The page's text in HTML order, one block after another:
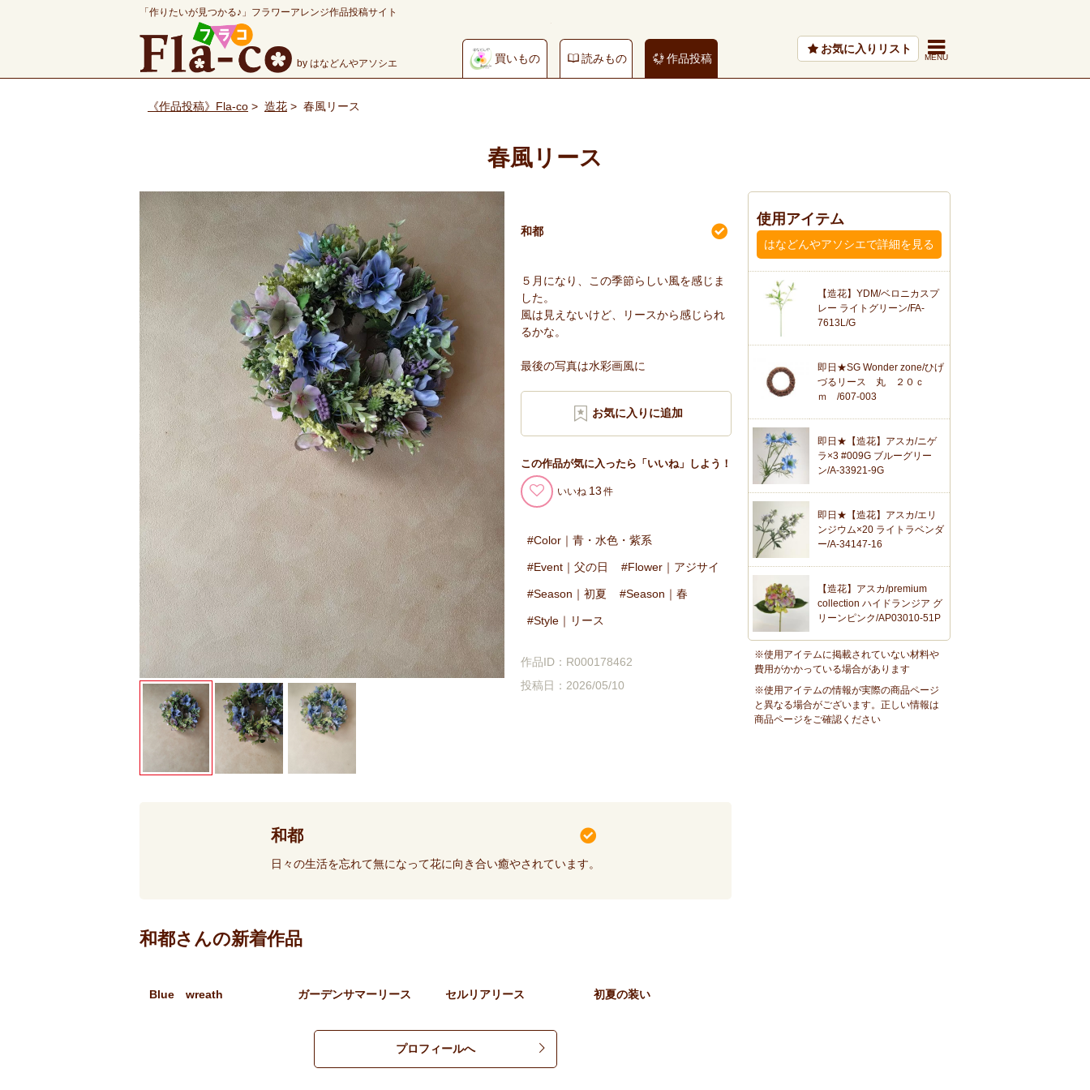
「作りたいが見つかる♪」フラワーアレンジ作品投稿サイト
by はなどんやアソシエ 買いもの 読みもの 作品投稿
お気に入りリスト
《作品投稿》Fla-co > 造花 > 春風リース
春風リース
和都
５月になり、この季節らしい風を感じま
した。
風は見えないけど、リースから感じられ
るかな。
最後の写真は水彩画風に
この作品が気に入ったら「いいね」しよう！
いいね 13
Color｜青・水色・紫系
Event｜父の日 Flower｜アジサイ
Season｜初夏 Season｜春
Style｜リース
作品ID：R000178462
投稿日：2026/05/10
和都
日々の生活を忘れて無になって花に向き合い癒やされています。
和都さんの新着作品
Blue wreath ガーデンサマーリース セルリアリース 初夏の装い
プロフィールへ
使用アイテム
はなどんやアソシエで詳細を見る
【造花】YDM/ベロニカスプ
レー ライトグリーン/FA-
7613L/G
即日★SG Wonder zone/ひげ
づるリース 丸 ２０ｃ
ｍ /607-003
即日★【造花】アスカ/ニゲ
ラ×3 #009G ブルーグリー
ン/A-33921-9G
即日★【造花】アスカ/エリ
ンジウム×20 ライトラベンダ
ー/A-34147-16
【造花】アスカ/premium
collection ハイドランジア グ
リーンピンク/AP03010-51P
※使用アイテムに掲載されていない材料や
費用がかかっている場合があります
※使用アイテムの情報が実際の商品ページ
と異なる場合がございます。正しい情報は
商品ページをご確認ください